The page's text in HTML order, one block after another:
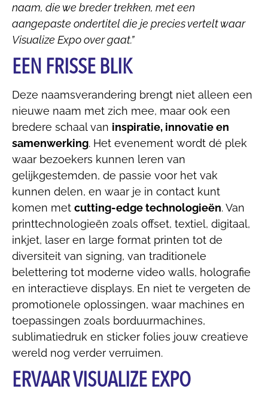
naam, die we breder trekken, met een
aangepaste ondertitel die je precies vertelt waar
Visualize Expo over gaat.”
EEN FRISSE BLIK
Deze naamsverandering brengt niet alleen een
nieuwe naam met zich mee, maar ook een
bredere schaal van inspiratie, innovatie en
samenwerking. Het evenement wordt dé plek
waar bezoekers kunnen leren van
gelijkgestemden, de passie voor het vak
kunnen delen, en waar je in contact kunt
komen met cutting-edge technologieën. Van
printtechnologieën zoals offset, textiel, digitaal,
inkjet, laser en large format printen tot de
diversiteit van signing, van traditionele
belettering tot moderne video walls, holografie
en interactieve displays. En niet te vergeten de
promotionele oplossingen, waar machines en
toepassingen zoals borduurmachines,
sublimatiedruk en sticker folies jouw creatieve
wereld nog verder verruimen.
ERVAAR VISUALIZE EXPO